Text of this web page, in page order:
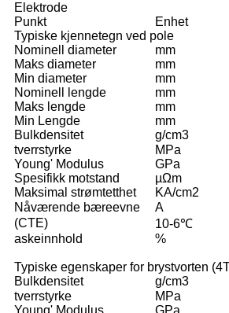
Elektrode
Punkt
Enhet
Typiske kjennetegn ved pole
Nominell diameter
mm
Maks diameter
mm
Min diameter
mm
Nominell lengde
mm
Maks lengde
mm
Min Lengde
mm
Bulkdensitet
g/cm3
tverrstyrke
MPa
Young' Modulus
GPa
Spesifikk motstand
µΩm
Maksimal strømtetthet
KA/cm2
Nåværende bæreevne
A
(CTE)
10-6℃
askeinnhold
%
Typiske egenskaper for brystvorten
Bulkdensitet
g/cm3
tverrstyrke
MPa